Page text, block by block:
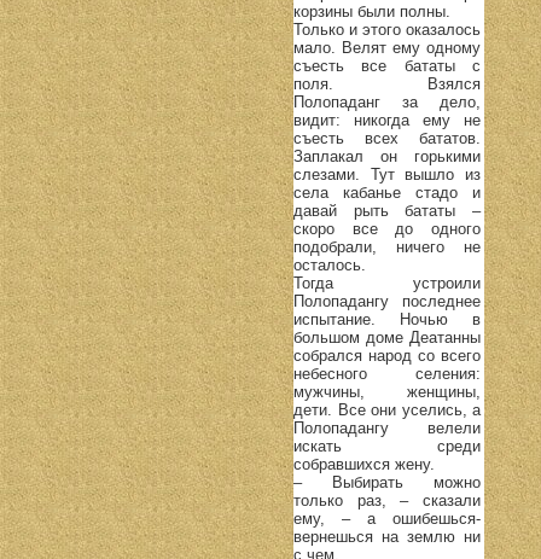
корзины были полны.
Только и этого оказалось
мало. Велят ему одному
съесть все бататы с
поля. Взялся
Полопаданг за дело,
видит: никогда ему не
съесть всех бататов.
Заплакал он горькими
слезами. Тут вышло из
села кабанье стадо и
давай рыть бататы –
скоро все до одного
подобрали, ничего не
осталось.
Тогда устроили
Полопадангу последнее
испытание. Ночью в
большом доме Деатанны
собрался народ со всего
небесного селения:
мужчины, женщины,
дети. Все они уселись, а
Полопадангу велели
искать среди
собравшихся жену.
– Выбирать можно
только раз, – сказали
ему, – а ошибешься-
вернешься на землю ни
с чем.